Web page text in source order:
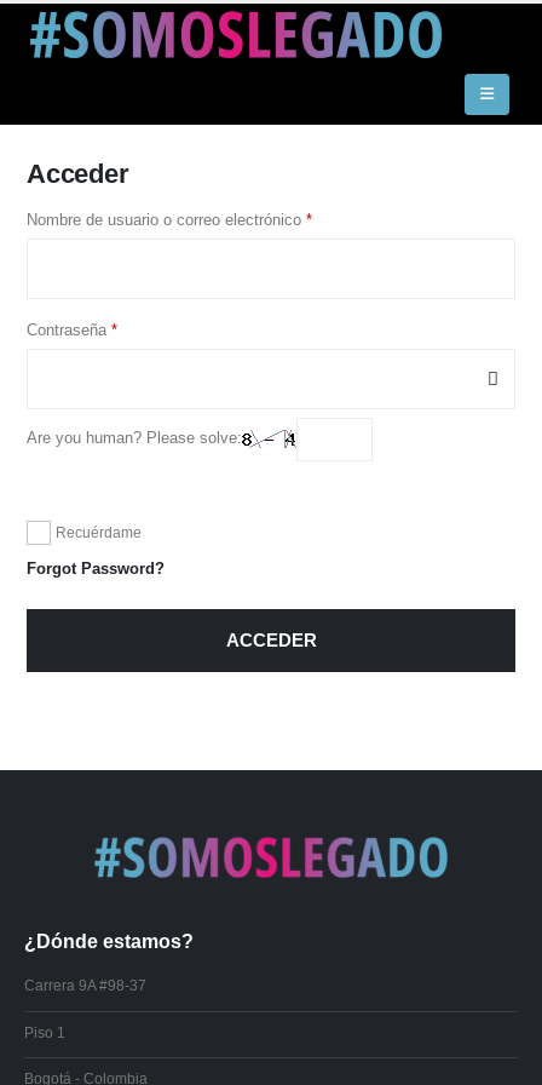
Acceder
Nombre de usuario o correo electrónico *Obligatorio
Contraseña *Obligatorio
Are you human? Please solve:
Recuérdame
Forgot Password?
ACCEDER
¿Dónde estamos?
Carrera 9A #98-37
Piso 1
Bogotá - Colombia